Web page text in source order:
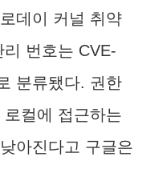
데이 커널 취약
번호는 CVE-
분류됐다. 권한
컬에 접근하는
아진다고 구글은